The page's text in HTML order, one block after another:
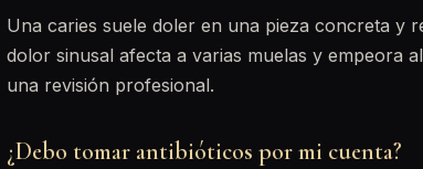
Una caries suele doler en una pieza concreta y
dolor sinusal afecta a varias muelas y empeora
una revisión profesional.
¿Debo tomar antibióticos por mi cuenta?